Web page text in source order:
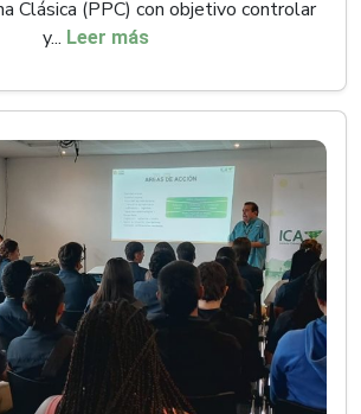
Clásica (PPC) con objetivo controlar
y... Leer más